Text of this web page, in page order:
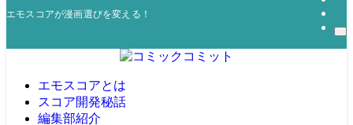
エモスコアが漫画選びを変える！
エモスコアとは
スコア開発秘話
編集部紹介